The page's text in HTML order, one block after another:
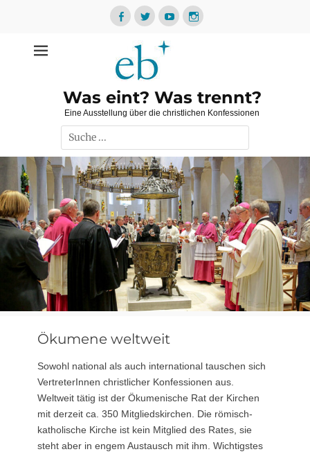
Facebook
TwitterYouTubeInstagram
Was eint? Was trennt?
Eine Ausstellung über die christlichen Konfessionen
Suche
nach:
Ökumene weltweit
Sowohl national als auch international tauschen sich
VertreterInnen christlicher Konfessionen aus.
Weltweit tätig ist der Ökumenische Rat der Kirchen
mit derzeit ca. 350 Mitgliedskirchen. Die römisch-
katholische Kirche ist kein Mitglied des Rates, sie
steht aber in engem Austausch mit ihm. Wichtigstes